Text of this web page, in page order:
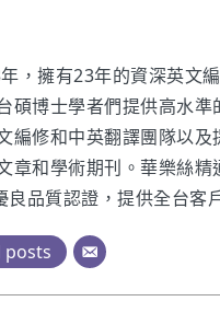
，擁有23年的資深英文
碩博士學者們提供高水
編修和中英翻譯團隊以
章和學術期刊。華樂絲
良品質認證，提供全台客
posts